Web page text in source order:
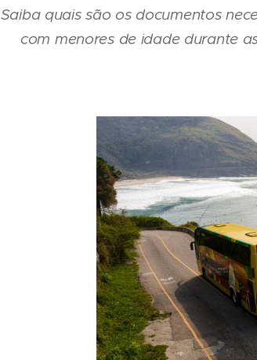
Saiba quais são os documentos
com menores de idade durante